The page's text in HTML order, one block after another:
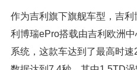
作为吉利旗下旗舰车型，吉
利博瑞ePro搭载由吉利欧洲
系统，这款车达到了最高时